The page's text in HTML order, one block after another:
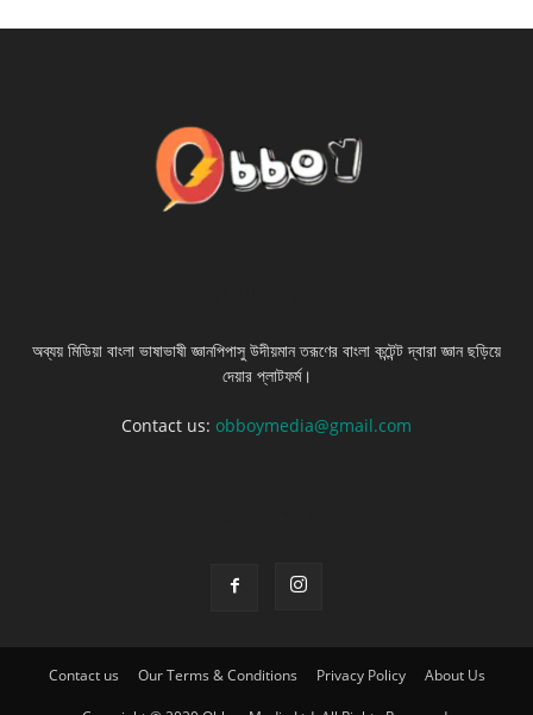
অব্যয় মিডিয়া বাংলা ভাষাভাষী জ্ঞানপিপাসু উদীয়মান তরূণের বাংলা কন্টেন্ট দ্বারা জ্ঞান ছড়িয়ে
দেয়ার প্লাটফর্ম।
Contact us: obboymedia@gmail.com
Contact us Our Terms & Conditions Privacy Policy About Us